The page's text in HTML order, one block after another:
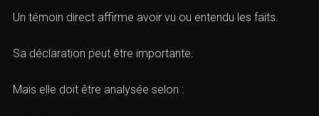
témoignages concordants : défense